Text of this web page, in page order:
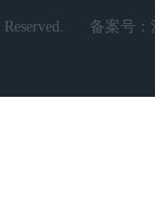
备案号：